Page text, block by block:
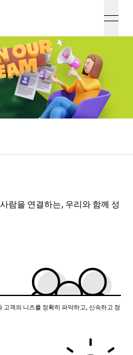
람을 연결하는, 우리와 함께 성
객의 니즈를 정확히 파악하고, 신속하고 정